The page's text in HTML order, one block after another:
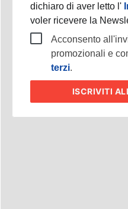
dichiaro di aver letto l'
voler ricevere la
Acconsento
promozionali e
terzi.
ISCRIVITI